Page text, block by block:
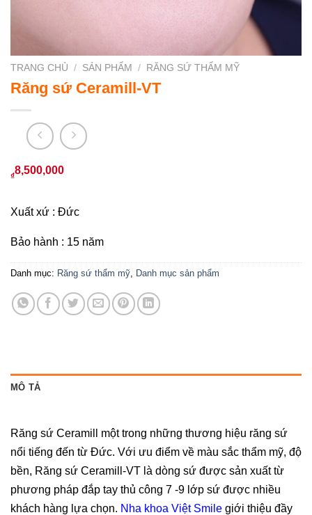
TRANG CHỦ / SẢN PHẨM / RĂNG SỨ THẨM MỸ
Răng sứ Ceramill-VT
₫8,500,000
Xuất xứ : Đức
Bảo hành : 15 năm
Danh mục: Răng sứ thẩm mỹ Danh mục sản phẩm
MÔ TẢ
Răng sứ Ceramill một trong những thương hiệu răng sứ
nổi tiếng đến từ Đức. Với ưu điểm về màu sắc thẩm mỹ, độ
bền, Răng sứ Ceramill-VT là dòng sứ được sản xuất từ
phương pháp đắp tay thủ công 7 -9 lớp sứ được nhiều
khách hàng lựa chọn. Nha khoa Việt Smile giới thiệu đầy